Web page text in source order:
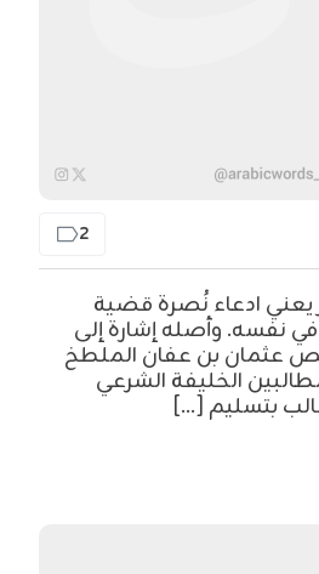
2
ادعاء نُصرة قضية
نفسه. وأصله إشارة إلى
عثمان بن عفان الملطخ
الخليفة الشرعي
بتسليم [...]